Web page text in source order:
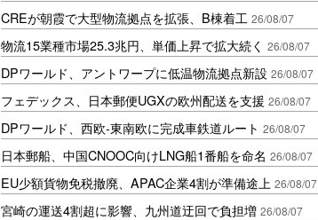
CREが朝霞で大型物流拠点を拡張、B棟着工 26/08/07
物流15業種市場25.3兆円、単価上昇で拡大続く 26/08/07
DPワールド、アントワープに低温物流拠点新設 26/08/07
フェデックス、日本郵便UGXの欧州配送を支援 26/08/07
DPワールド、西欧-東南欧に完成車鉄道ルート 26/08/07
日本郵船、中国CNOOC向けLNG船1番船を命名 26/08/07
EU少額貨物免税撤廃、APAC企業4割が準備途上 26/08/07
宮崎の運送4割超に影響、九州道迂回で負担増 26/08/07